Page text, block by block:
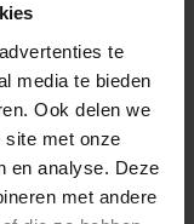
te
media te bieden
Ook delen we
site met onze
en analyse. Deze
met andere
Spoorzone